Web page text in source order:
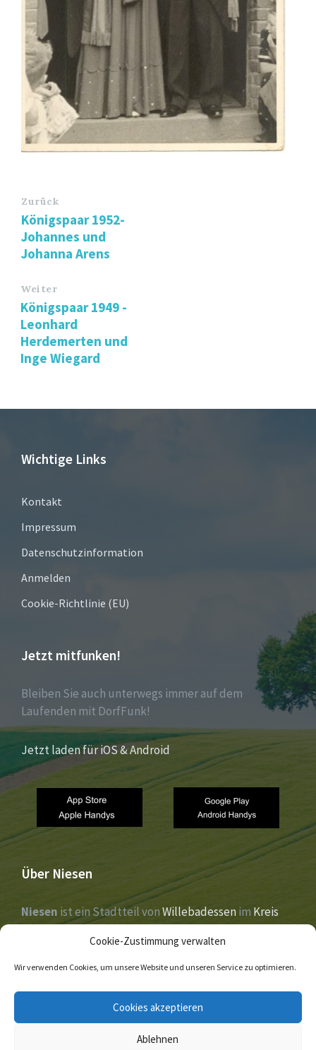
Cookie-Zustimmung verwalten
Wir verwenden Cookies, um unsere Website und unseren Service zu optimieren.
Cookies akzeptieren
Ablehnen
Zurück
Königspaar 1952-
Johannes und
Johanna Arens
Weiter
Königspaar 1949 -
Leonhard
Herdemerten und
Inge Wiegard
Wichtige Links
Kontakt
Impressum
Datenschutzinformation
Anmelden
Cookie-Richtlinie (EU)
Jetzt mitfunken!
Bleiben Sie auch unterwegs immer auf dem
Laufenden mit DorfFunk!
Jetzt laden für iOS & Android
Über Niesen
Niesen ist ein Stadtteil vonWillebadessenim Kreis
Höxter,Nordrhein-Westfalen. Der Ort liegt im Tal der
und wurde 1273 erstmals urkundlich erwähnt.
Facebook Twitter